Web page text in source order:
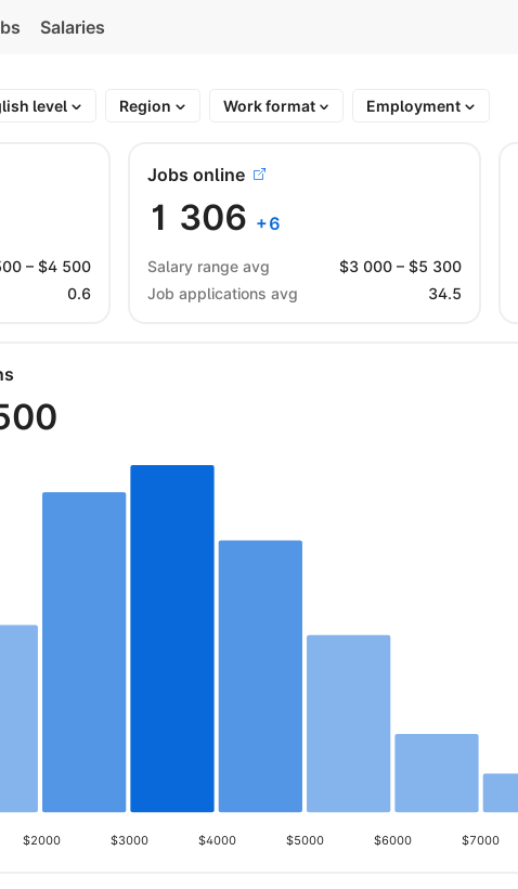
Salaries
level Region Work format Employment
– $4 500
0.6
Jobs online
1 306 +6
Salary range avg $3 000– $5 300
Job applications avg
34.5
$2000 $3000 $4000 $5000 $6000 $7000